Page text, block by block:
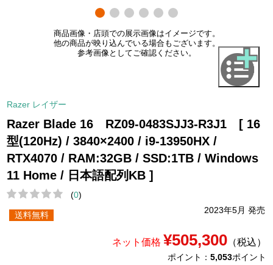
商品画像・店頭での展示画像はイメージです。
他の商品が映り込んでいる場合もございます。
参考画像としてご確認ください。
Razer レイザー
Razer Blade 16 RZ09-0483SJJ3-R3J1 [ 16
型(120Hz) / 3840×2400 / i9-13950HX /
RTX4070 / RAM:32GB / SSD:1TB / Windows
11 Home / 日本語配列KB ]
(0)
2023年5月 発売
送料無料
ネット価格 ¥505,300（税込）
ポイント： 5,053ポイント